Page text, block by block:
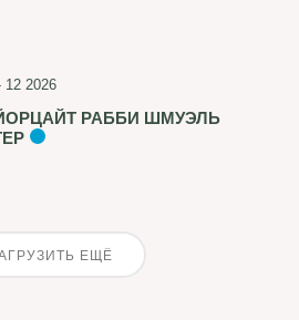
12 2026
РАББИ ШМУЭЛЬ
ЕЩЁ